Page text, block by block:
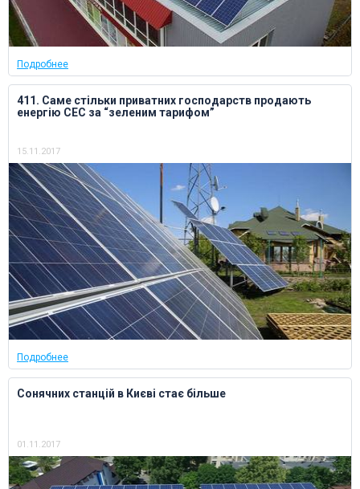
Подробнее
411. Саме стільки приватних господарств продають
енергію СЕС за “зеленим тарифом”
15.11.2017
Подробнее
Сонячних станцій в Києві стає більше
01.11.2017